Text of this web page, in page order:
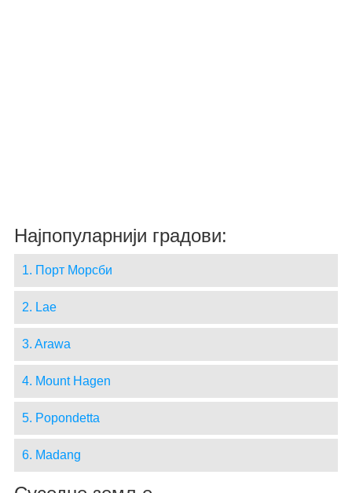
Најпопуларнији градови:
1. Порт Морсби
2. Lae
3. Arawa
4. Mount Hagen
5. Popondetta
6. Madang